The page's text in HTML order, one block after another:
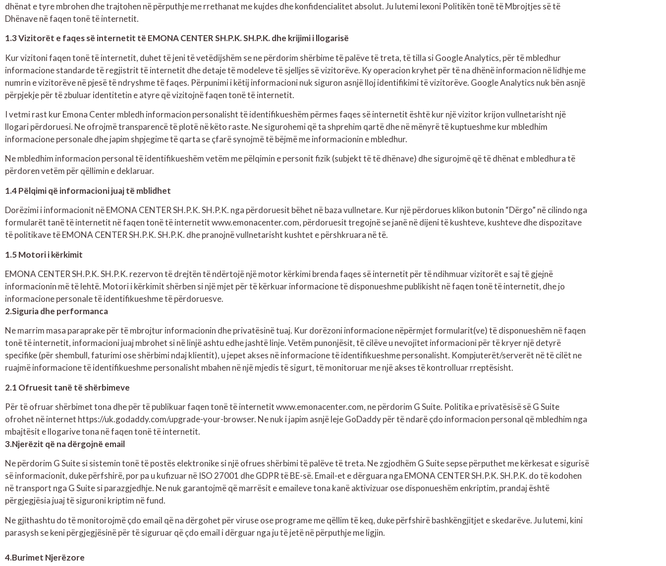
dhënat e tyre mbrohen dhe trajtohen në përputhje me rrethanat me kujdes dhe konfidencialitet absolut. Ju lutemi lexoni Politikën tonë të Mbrojtjes së të
Dhënave në faqen tonë të internetit.
1.3 Vizitorët e faqes së internetit të EMONA CENTER SH.P.K. SH.P.K. dhe krijimi i llogarisë
Kur vizitoni faqen tonë të internetit, duhet të jeni të vetëdijshëm se ne përdorim shërbime të palëve të treta, të tilla si Google Analytics, për të mbledhur
informacione standarde të regjistrit të internetit dhe detaje të modeleve të sjelljes së vizitorëve. Ky operacion kryhet për të na dhënë informacion në lidhje me
numrin e vizitorëve në pjesë të ndryshme të faqes. Përpunimi i këtij informacioni nuk siguron asnjë lloj identifikimi të vizitorëve. Google Analytics nuk bën asnjë
përpjekje për të zbuluar identitetin e atyre që vizitojnë faqen tonë të internetit.
I vetmi rast kur Emona Center mbledh informacion personalisht të identifikueshëm përmes faqes së internetit është kur një vizitor krijon vullnetarisht një
llogari përdoruesi. Ne ofrojmë transparencë të plotë në këto raste. Ne sigurohemi që ta shprehim qartë dhe në mënyrë të kuptueshme kur mbledhim
informacione personale dhe japim shpjegime të qarta se çfarë synojmë të bëjmë me informacionin e mbledhur.
Ne mbledhim informacion personal të identifikueshëm vetëm me pëlqimin e personit fizik (subjekt të të dhënave) dhe sigurojmë që të dhënat e mbledhura të
përdoren vetëm për qëllimin e deklaruar.
1.4 Pëlqimi që informacioni juaj të mblidhet
Dorëzimi i informacionit në EMONA CENTER SH.P.K. SH.P.K. nga përdoruesit bëhet në baza vullnetare. Kur një përdorues klikon butonin “Dërgo” në cilindo nga
formularët tanë të internetit në faqen tonë të internetit www.emonacenter.com, përdoruesit tregojnë se janë në dijeni të kushteve, kushteve dhe dispozitave
të politikave të EMONA CENTER SH.P.K. SH.P.K. dhe pranojnë vullnetarisht kushtet e përshkruara në të.
1.5 Motori i kërkimit
EMONA CENTER SH.P.K. SH.P.K. rezervon të drejtën të ndërtojë një motor kërkimi brenda faqes së internetit për të ndihmuar vizitorët e saj të gjejnë
informacionin më të lehtë. Motori i kërkimit shërben si një mjet për të kërkuar informacione të disponueshme publikisht në faqen tonë të internetit, dhe jo
informacione personale të identifikueshme të përdoruesve.
2.Siguria dhe performanca
Ne marrim masa paraprake për të mbrojtur informacionin dhe privatësinë tuaj. Kur dorëzoni informacione nëpërmjet formularit(ve) të disponueshëm në faqen
tonë të internetit, informacioni juaj mbrohet si në linjë ashtu edhe jashtë linje. Vetëm punonjësit, të cilëve u nevojitet informacioni për të kryer një detyrë
specifike (për shembull, faturimi ose shërbimi ndaj klientit), u jepet akses në informacione të identifikueshme personalisht. Kompjuterët/serverët në të cilët ne
ruajmë informacione të identifikueshme personalisht mbahen në një mjedis të sigurt, të monitoruar me një akses të kontrolluar rreptësisht.
2.1 Ofruesit tanë të shërbimeve
Për të ofruar shërbimet tona dhe për të publikuar faqen tonë të internetit www.emonacenter.com, ne përdorim G Suite. Politika e privatësisë së G Suite
ofrohet në internet https://uk.godaddy.com/upgrade-your-browser. Ne nuk i japim asnjë leje GoDaddy për të ndarë çdo informacion personal që mbledhim nga
mbajtësit e llogarive tona në faqen tonë të internetit.
3.Njerëzit që na dërgojnë email
Ne përdorim G Suite si sistemin tonë të postës elektronike si një ofrues shërbimi të palëve të treta. Ne zgjodhëm G Suite sepse përputhet me kërkesat e sigurisë
së informacionit, duke përfshirë, por pa u kufizuar në ISO 27001 dhe GDPR të BE-së. Email-et e dërguara nga EMONA CENTER SH.P.K. SH.P.K. do të kodohen
në transport nga G Suite si parazgjedhje. Ne nuk garantojmë që marrësit e emaileve tona kanë aktivizuar ose disponueshëm enkriptim, prandaj është
përgjegjësia juaj të siguroni kriptim në fund.
Ne gjithashtu do të monitorojmë çdo email që na dërgohet për viruse ose programe me qëllim të keq, duke përfshirë bashkëngjitjet e skedarëve. Ju lutemi, kini
parasysh se keni përgjegjësinë për të siguruar që çdo email i dërguar nga ju të jetë në përputhje me ligjin.
4.Burimet Njerëzore